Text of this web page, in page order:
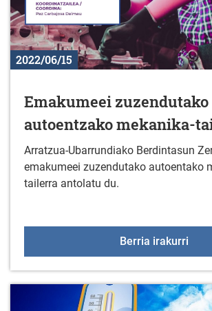
2022/06/15
Emakumeei zuzendutako
autoentzako mekanika-
Arratzua-Ubarrundiako Berdintasun
emakumeei zuzendutako autoentako
tailerra antolatu du.
Berria irakurri